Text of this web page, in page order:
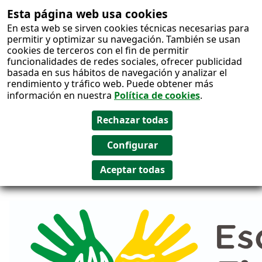
Esta página web usa cookies
En esta web se sirven cookies técnicas necesarias para
permitir y optimizar su navegación. También se usan
cookies de terceros con el fin de permitir
funcionalidades de redes sociales, ofrecer publicidad
basada en sus hábitos de navegación y analizar el
rendimiento y tráfico web. Puede obtener más
información en nuestra Política de cookies.
Salto al
contenido